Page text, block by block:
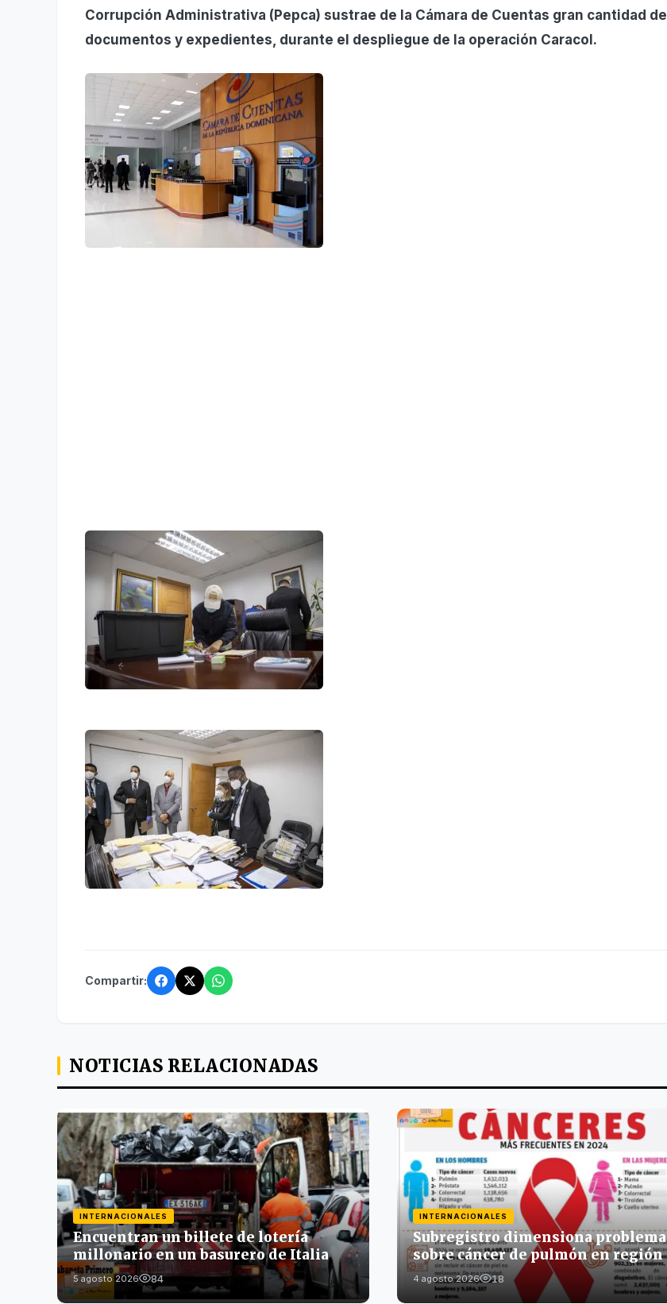
Corrupción Administrativa (Pepca) sustrae de la Cámara de Cuentas gran cantidad de
documentos y expedientes, durante el despliegue de la operación Caracol.
Compartir:
NOTICIAS RELACIONADAS
INTERNACIONALES
Encuentran un billete de lotería
millonario en un basurero de Italia
5 agosto 2026 84
INTERNACIONALES
Subregistro dimensiona problema
sobre cáncer de pulmón en región
4 agosto 2026 18